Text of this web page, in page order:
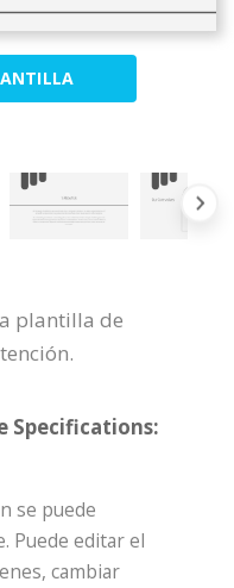
plantilla de
Specifications:
se puede
Puede editar el
cambiar